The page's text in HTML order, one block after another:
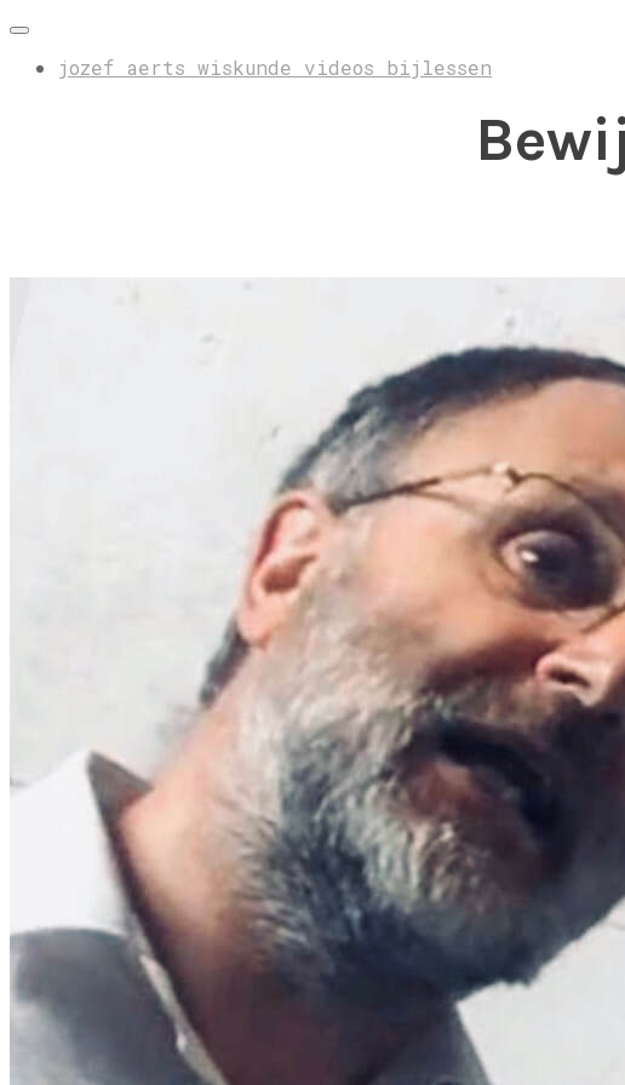
jozef aerts wiskunde videos bijlessen